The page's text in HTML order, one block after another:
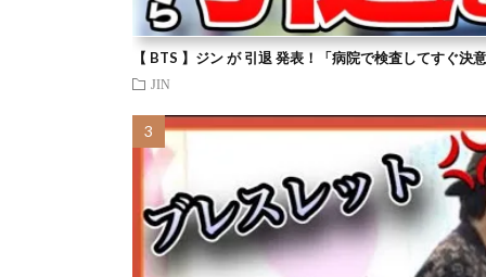
【 BTS 】ジン が 引退 発表！「病院で検査してすぐ
JIN